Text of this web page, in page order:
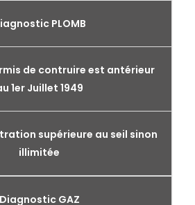
PLOMB
de contruire est antérieur
1er Juillet 1949
supérieure au seil sinon
illimitée
Diagnostic GAZ